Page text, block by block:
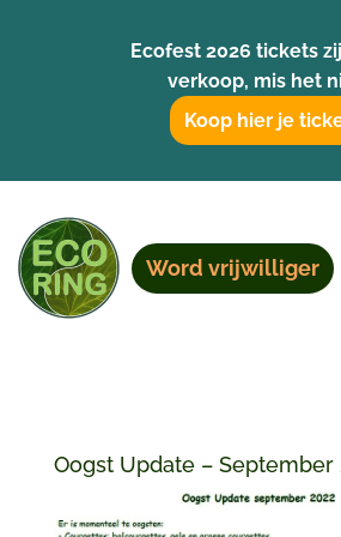
Ecofest 2026 tickets
verkoop, mis het
Koop hier je
Word vrijwilliger
Oogst Update – September